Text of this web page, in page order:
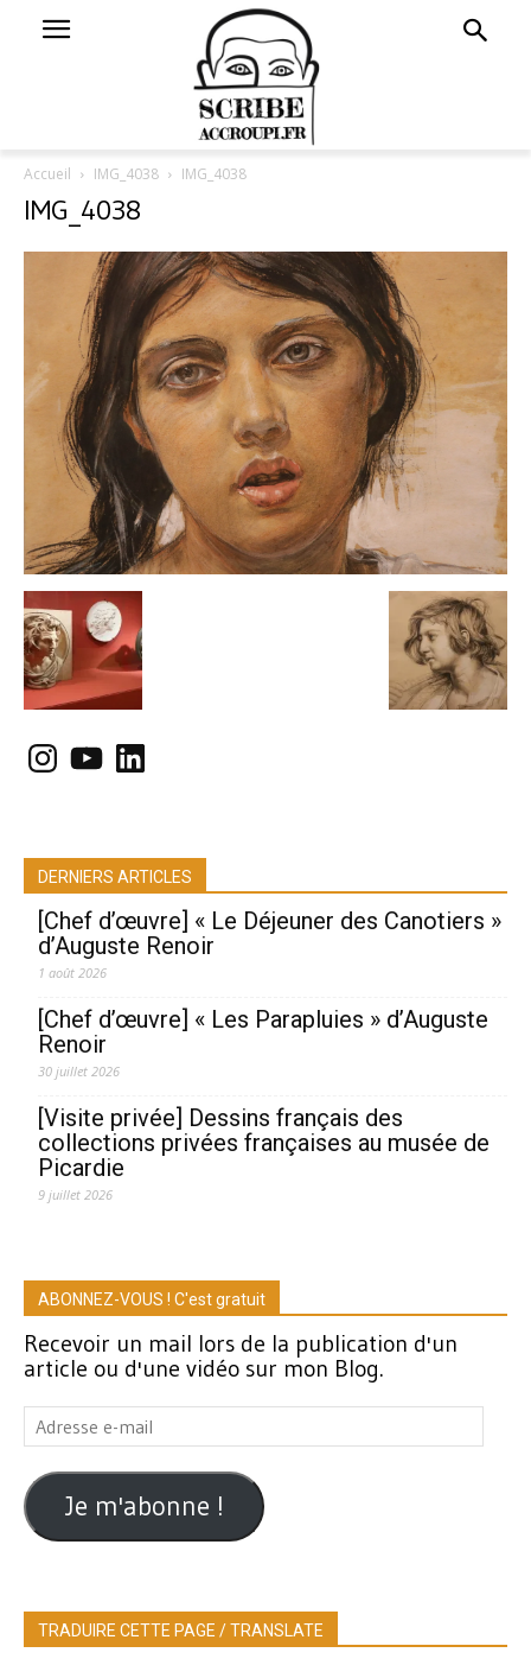
Accueil IMG_4038 IMG_4038
IMG_4038
Instagram
YouTubeLinkedIn
DERNIERS ARTICLES
[Chef d’œuvre] « Le Déjeuner des Canotiers »
d’Auguste Renoir
1 août 2026
[Chef d’œuvre] « Les Parapluies » d’Auguste
Renoir
30 juillet 2026
[Visite privée] Dessins français des
collections privées françaises au musée de
Picardie
9 juillet 2026
ABONNEZ-VOUS ! C'est gratuit
Recevoir un mail lors de la publication d'un
article ou d'une vidéo sur mon Blog.
Adresse
e-
mail
Je m'abonne !
TRADUIRE CETTE PAGE / TRANSLATE